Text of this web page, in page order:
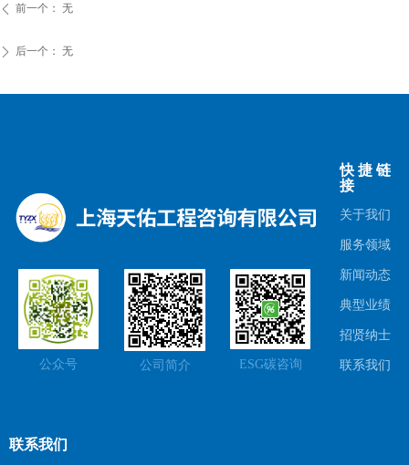
ꄴ 前一个： 无
ꄲ 后一个： 无
公众号 公司简介 ESG碳咨询
联系我们
快捷链
接
关于我们
服务领域
新闻动态
典型业绩
招贤纳士
联系我们